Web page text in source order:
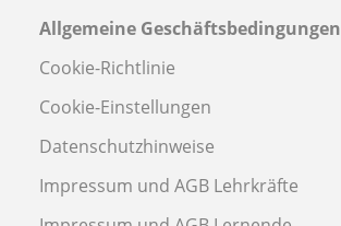
Allgemeine Geschäftsbedingungen
Cookie-Richtlinie
Cookie-Einstellungen
Datenschutzhinweise
Impressum und AGB Lehrkräfte